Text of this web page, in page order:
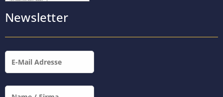
Newsletter